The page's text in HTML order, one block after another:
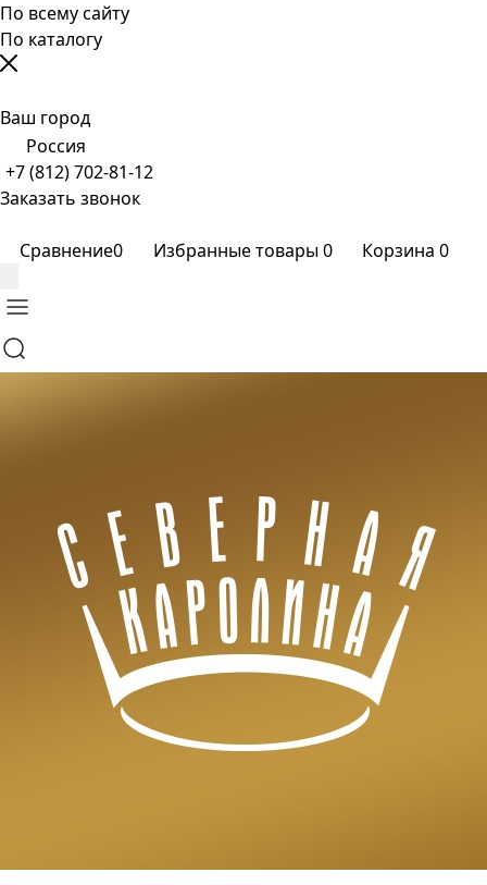
По всему сайту
По каталогу
Ваш город
Россия
+7 (812) 702-81-12
Заказать звонок
Сравнение0 Избранные товары0 Корзина 0